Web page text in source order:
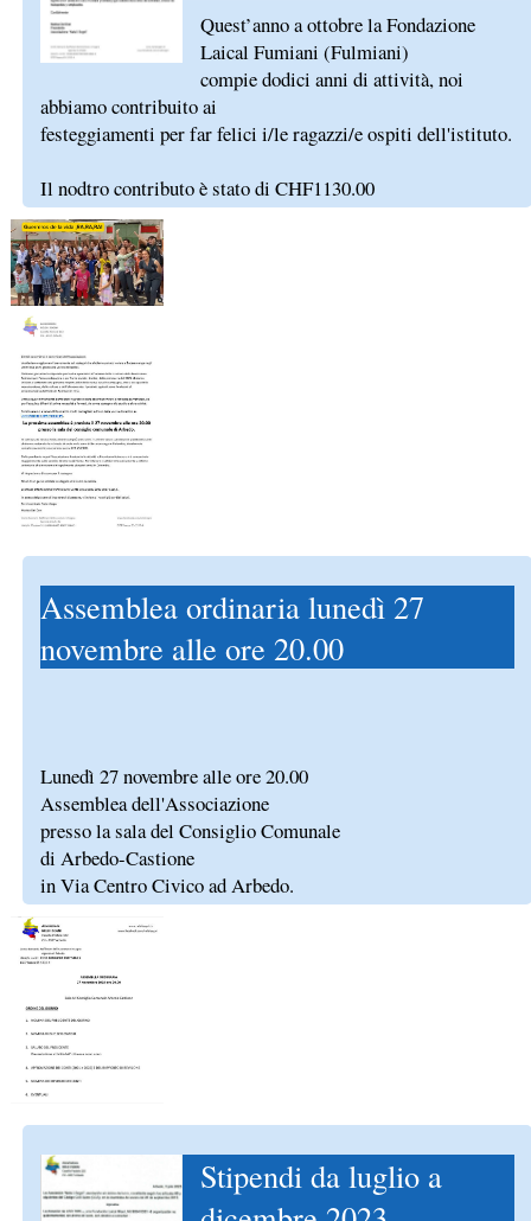
Quest’anno a ottobre la Fondazione
Laical Fumiani (Fulmiani)
compie dodici anni di attività, noi
abbiamo contribuito ai
festeggiamenti per far felici i/le ragazzi/e ospiti dell'istituto.
Il nodtro contributo è stato di CHF1130.00
Assemblea ordinaria lunedì 27
novembre alle ore 20.00
Lunedì 27 novembre alle ore 20.00
Assemblea dell'Associazione
presso la sala del Consiglio Comunale
di Arbedo-Castione
in Via Centro Civico ad Arbedo.
Stipendi da luglio a